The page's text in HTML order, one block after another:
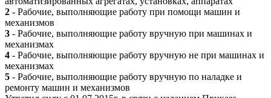
2 - Рабочие, выполняющие работу при помощи машин и
механизмов
3 - Рабочие, выполняющие работу вручную при машинах и
механизмах
4 - Рабочие, выполняющие работу вручную не при машинах и
механизмах
5 - Рабочие, выполняющие работу вручную по наладке и
ремонту машин и механизмов